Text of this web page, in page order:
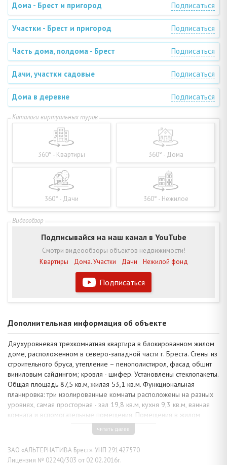
Дома - Брест и пригород Подписаться
Участки - Брест и пригород Подписаться
Часть дома, полдома - Брест Подписаться
Дачи, участки садовые Подписаться
Дома в деревне Подписаться
360° - Квартиры 360° - Дома
360° - Дачи 360° - Нежилое
Подписаться
Подписывайся на наш канал в YouTube
Смотри видеообзоры объектов недвижимости!
Квартиры
Дома. Участки Дачи Нежилой фонд
Дополнительная информация об объекте
Двухуровневая трехкомнатная квартира в блокированном жилом
доме, расположенном в северо-западной части г. Бреста. Стены из
строительного бруса, утепление – пенополистирол, фасад обшит
виниловым сайдингом; кровля - шифер. Установлены стеклопакеты.
Общая площадь 87,5 кв.м, жилая 53,1 кв.м. Функциональная
планировка: три изолированные комнаты расположены на разных
уровнях, самая просторная - зал 19,8 кв.м, кухня 9,3 кв.м, ванная
комната и вспомогательные помещения. Помещения в жилом
состоянии: деревянные полы, одноуровневые потолки 2,56 м
оклеены касетонами, стены – обоями и фотообоями. Установлена
необходимая сантехника, бойлер для нагрева воды.
Коммуникации: электричество, канализация - централизованные,
читать далее
ЗАО «АЛЬТЕРНАТИВА Брест». УНП 291427570
Лицензия № 02240/303 от 02.02.2016г.